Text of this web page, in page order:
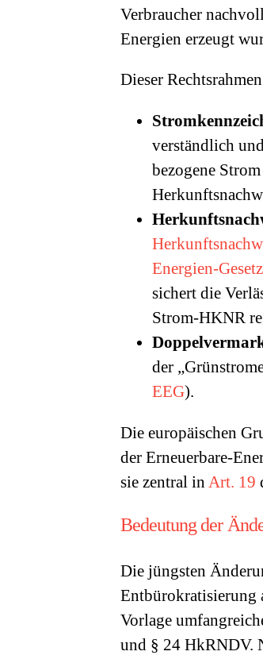
Verbraucher
Energien erzeugt
Dieser
verständlich
bezogene
Energien-
sichert die
Strom-HKNR
der
EEG).
Die europäischen
der Erneuerbare-
sie zentral in Art. 19
Bedeutung der
Die jüngsten
Entbürokratisierung
Vorlage
und § 24 HkRNDV.